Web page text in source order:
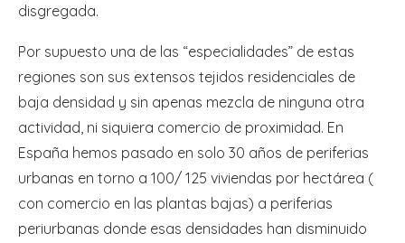
disgregada.
Por supuesto una de las “especialidades” de estas
regiones son sus extensos tejidos residenciales de
baja densidad y sin apenas mezcla de ninguna otra
actividad, ni siquiera comercio de proximidad. En
España hemos pasado en solo 30 años de periferias
urbanas en torno a 100/ 125 viviendas por hectárea (
con comercio en las plantas bajas) a periferias
periurbanas donde esas densidades han disminuido